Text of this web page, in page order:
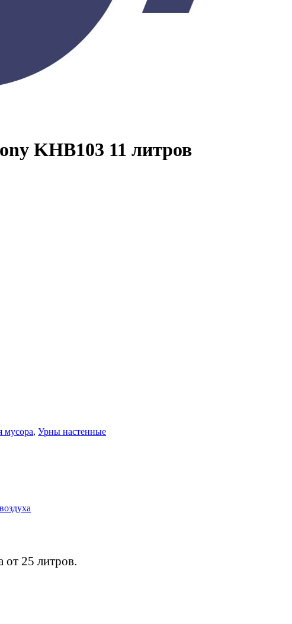
душем
KHB103 11 литров
мусора, Урны настенные
от 25 литров.